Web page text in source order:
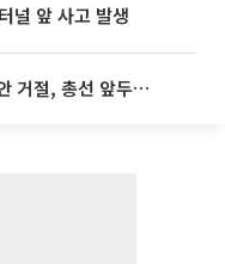
널 앞 사고 발생
선 앞두고 시간 끌기”